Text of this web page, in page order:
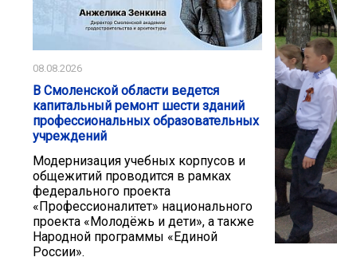
08.08.2026
В Смоленской области ведется
капитальный ремонт шести зданий
профессиональных образовательных
учреждений
Модернизация учебных корпусов и
общежитий проводится в рамках
федерального проекта
«Профессионалитет» национального
проекта «Молодёжь и дети», а также
Народной программы «Единой
России».